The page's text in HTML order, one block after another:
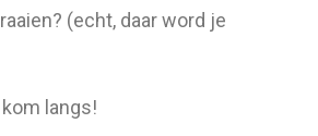
(echt, daar word je
langs!